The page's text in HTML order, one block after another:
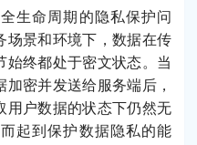
生命周期的隐私保护问
场景和环境下，数据在传
始终都处于密文状态。当
密并发送给服务端后，
用户数据的状态下仍然无
起到保护数据隐私的能